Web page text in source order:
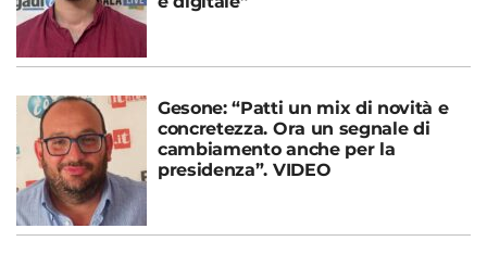
Gesone: “Patti un mix di novità e
concretezza. Ora un segnale di
cambiamento anche per la
presidenza”. VIDEO